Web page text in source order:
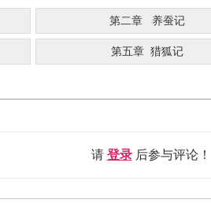
第二章 养蚕记
第五章 猎狐记
请 登录后参与评论！